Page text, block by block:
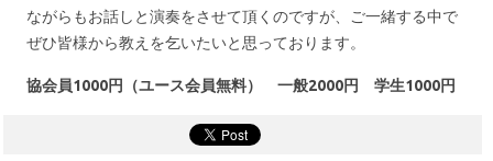
ながらもお話しと演奏をさせて頂くのですが、ご一緒する中で
ぜひ皆様から教えを乞いたいと思っております。
協会員1000円（ユース会員無料） 一般2000円 学生1000円